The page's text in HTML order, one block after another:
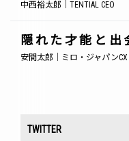
中西裕太郎｜TENTIAL CEO
隠れた才能と出
安間太郎｜ミロ・ジャパン
TWITTER